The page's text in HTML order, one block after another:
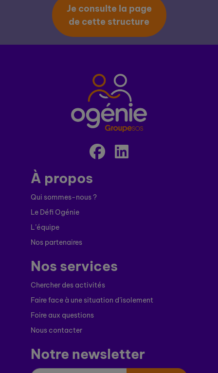
Je consulte la page
de cette structure
À propos
Qui sommes-nous ?
Le Défi Ogénie
L’équipe
Nos partenaires
Nos services
Chercher des activités
Faire face à une situation d’isolement
Foire aux questions
Nous contacter
Notre newsletter